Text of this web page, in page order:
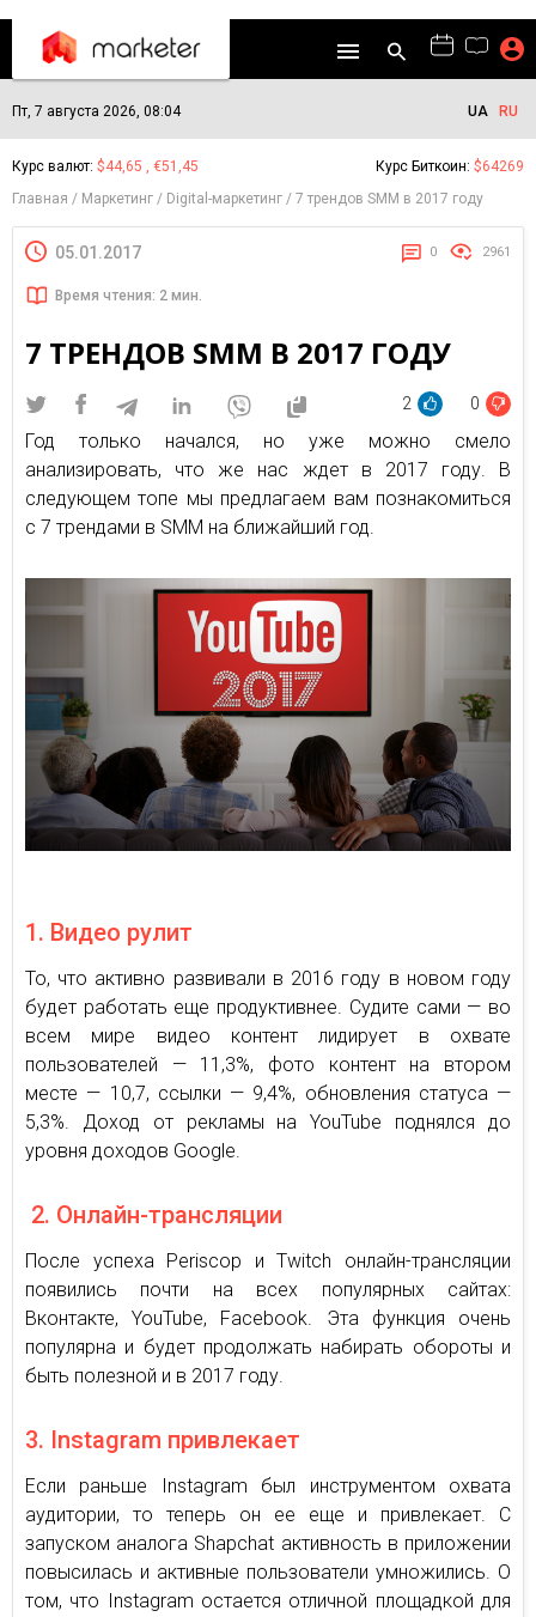
Пт, 7 августа 2026, 08:04 UA RU
Курс валют: $44,65 , €51,45 Курс Биткоин: $64269
Главная
Маркетинг Digital-маркетинг 7 трендов SMM в 2017 году
05.01.2017 0 2961
Время чтения: 2 мин.
7 ТРЕНДОВ SMM В 2017 ГОДУ
2 0
Год только начался, но уже можно смело
анализировать, что же нас ждет в 2017 году. В
следующем топе мы предлагаем вам познакомиться
с 7 трендами в SMM на ближайший год.
1. Видео рулит
То, что активно развивали в 2016 году в новом году
будет работать еще продуктивнее. Судите сами — во
всем мире видео контент лидирует в охвате
пользователей — 11,3%, фото контент на втором
месте — 10,7, ссылки — 9,4%, обновления статуса —
5,3%. Доход от рекламы на YouTube поднялся до
уровня доходов Google.
2. Онлайн-трансляции
После успеха Periscop и Twitch онлайн-трансляции
появились почти на всех популярных сайтах:
Вконтакте, YouTube, Facebook. Эта функция очень
популярна и будет продолжать набирать обороты и
быть полезной и в 2017 году.
3. Instagram привлекает
Если раньше Instagram был инструментом охвата
аудитории, то теперь он ее еще и привлекает. С
запуском аналога Shapchat активность в приложении
повысилась и активные пользователи умножились. О
том, что Instagram остается отличной площадкой для